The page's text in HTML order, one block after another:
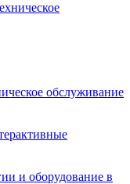
обслуживание
и оборудование в